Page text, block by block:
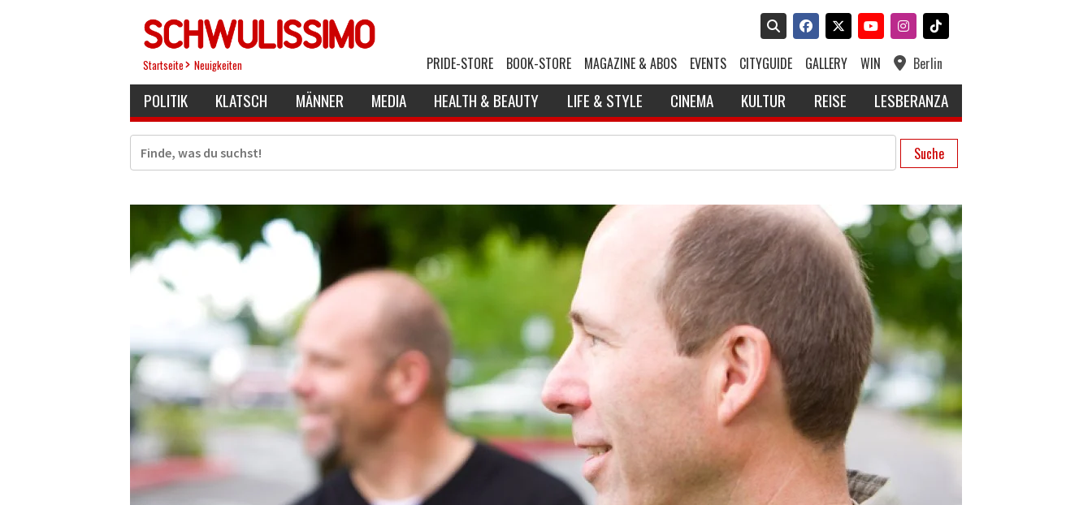
Startseite Neuigkeiten PRIDE-STORE BOOK-STORE MAGAZINE & ABOS EVENTS CITYGUIDE GALLERY WIN Berlin
POLITIK KLATSCH MÄNNER MEDIA HEALTH & BEAUTY LIFE & STYLE CINEMA KULTUR REISE LESBERANZA
Suche